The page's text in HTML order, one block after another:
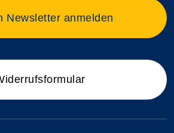
Newsletter anmelden